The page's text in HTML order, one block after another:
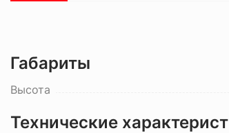
Габариты
Высота
Технические